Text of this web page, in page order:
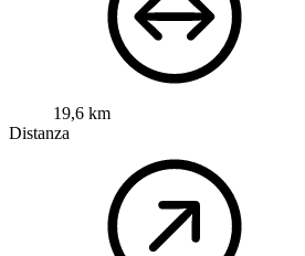
19,6 km
Distanza